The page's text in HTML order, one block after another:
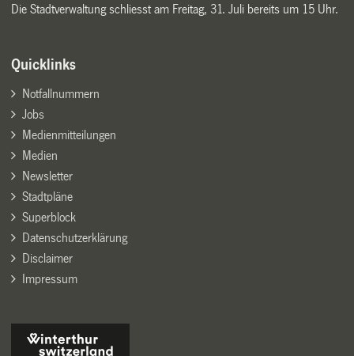
Die Stadtverwaltung schliesst am Freitag, 31. Juli bereits um 15 Uhr.
Quicklinks
Notfallnummern
Jobs
Medienmitteilungen
Medien
Newsletter
Stadtpläne
Superblock
Datenschutzerklärung
Disclaimer
Impressum